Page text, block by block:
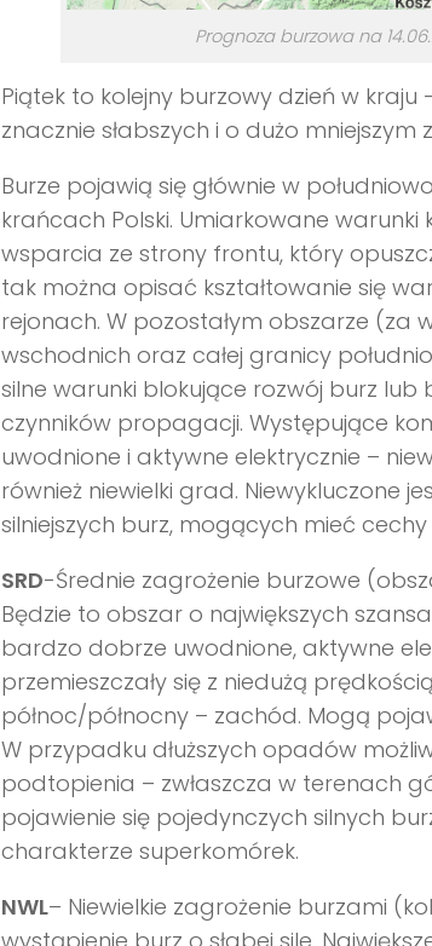
Prognoza burzowa na
Piątek to kolejny burzowy dzień w
znacznie słabszych i o dużo mniejszym
Burze pojawią się głównie w południowo
krańcach Polski. Umiarkowane warunki
wsparcia ze strony frontu, który
tak można opisać kształtowanie się
rejonach. W pozostałym obszarze (za
wschodnich oraz całej granicy
silne warunki blokujące rozwój burz lub
czynników propagacji. Występujące
uwodnione i aktywne elektrycznie –
również niewielki grad. Niewykluczone
silniejszych burz, mogących mieć
SRD-Średnie zagrożenie burzowe
Będzie to obszar o największych
bardzo dobrze uwodnione, aktywne
przemieszczały się z niedużą
północ/północny – zachód. Mogą
W przypadku dłuższych opadów
podtopienia – zwłaszcza w terenach
pojawienie się pojedynczych silnych
charakterze superkomórek.
NWL– Niewielkie zagrożenie burzami